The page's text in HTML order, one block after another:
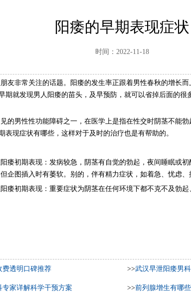
阳痿的早期表现症状
时间：2022-11-18
友非常关注的话题。阳痿的发生率正跟着男性春秋的增长
期就发现男人阳痿的苗头，及早预防，就可以省掉后面的
的男性性功能障碍之一，在医学上是指在性交时阴茎不能
现症状有哪些，这样对于及时的治疗也是有帮助的。
痿初期表现：发病较急，阴茎有自觉的勃起，夜间睡眠或
企图插入时有萎软。别的，伴有精力症状，如着急、忧虑
痿初期表现：重要症状为阴茎在任何环境下都不克不及勃
费透明口碑推荐 >>武汉早泄阳痿男
专家详解科学干预方案 >>前列腺增生有哪